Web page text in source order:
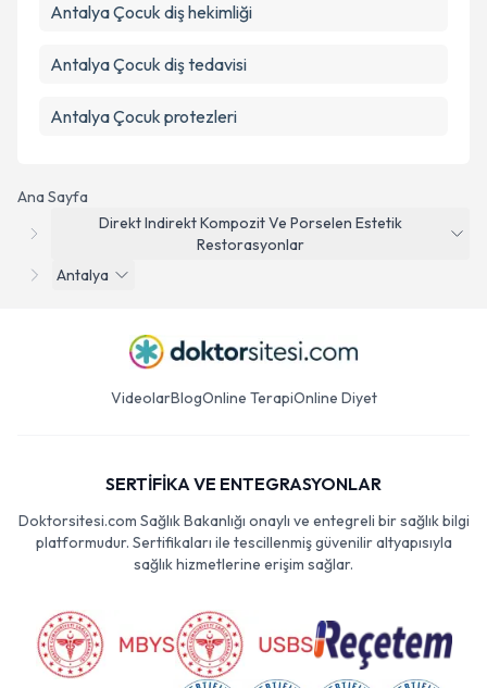
Ana Sayfa
Direkt Indirekt Kompozit Ve Porselen Estetik
Restorasyonlar
Antalya
Antalya Çocuk diş hekimliği
Antalya Çocuk diş tedavisi
Antalya Çocuk protezleri
VideolarBlogOnline TerapiOnline Diyet
SERTİFİKA VE ENTEGRASYONLAR
Doktorsitesi.com Sağlık Bakanlığı onaylı ve entegreli bir sağlık bilgi
platformudur. Sertifikaları ile tescillenmiş güvenilir altyapısıyla
sağlık hizmetlerine erişim sağlar.